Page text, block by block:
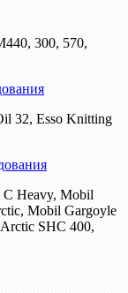
300, 570,
32, Esso Knitting
С Heavy, Mobil
Mobil Gargoyle
SHC 400,